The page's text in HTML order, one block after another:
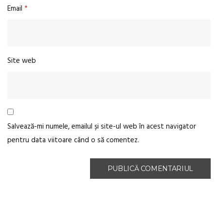
Email *
Site web
Salvează-mi numele, emailul și site-ul web în acest navigator
pentru data viitoare când o să comentez.